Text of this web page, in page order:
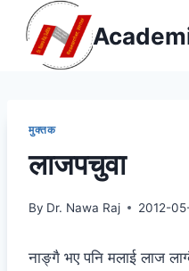
content
मुक्तक
लाजपचुवा
By Dr. Nawa Raj 2012-
नाङ्गै भए पनि मलाई लाज